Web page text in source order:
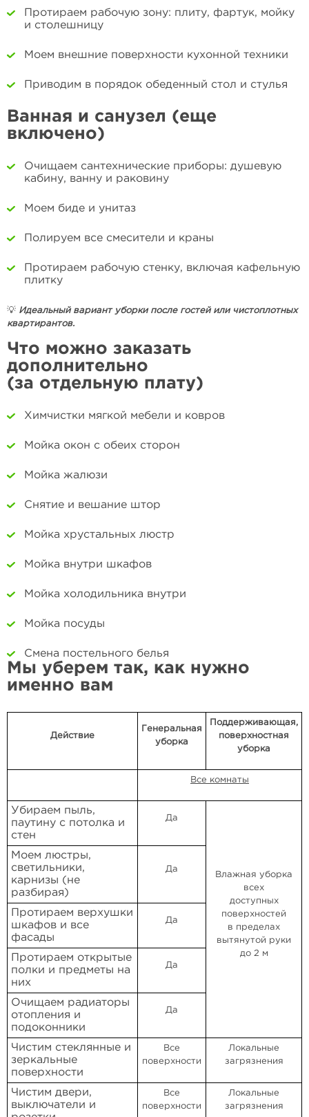
Протираем рабочую зону: плиту, фартук, мойку
и столешницу
Моем внешние поверхности кухонной техники
Приводим в порядок обеденный стол и стулья
Ванная и санузел (еще
включено)
Очищаем сантехнические приборы: душевую
кабину, ванну и раковину
Моем биде и унитаз
Полируем все смесители и краны
Протираем рабочую стенку, включая кафельную
плитку
💡 Идеальный вариант уборки после гостей или чистоплотных
квартирантов.
Что можно заказать
дополнительно
(за отдельную плату)
Химчистки мягкой мебели и ковров
Мойка окон с обеих сторон
Мойка жалюзи
Снятие и вешание штор
Мойка хрустальных люстр
Мойка внутри шкафов
Мойка холодильника внутри
Мойка посуды
Смена постельного белья
Мы уберем так, как нужно
именно вам
Действие
Генеральная
уборка
Поддерживающая,
поверхностная
уборка
Все комнаты
Убираем пыль,
паутину с потолка и
стен
Да
Влажная уборка
всех
доступных
поверхностей
в пределах
вытянутой руки
до 2 м
Моем люстры,
светильники,
карнизы (не
разбирая)
Да
Протираем верхушки
шкафов и все
фасады
Да
Протираем открытые
полки и предметы на
них
Да
Очищаем радиаторы
отопления и
подоконники
Да
Чистим стеклянные и
зеркальные
поверхности
Все
поверхности
Локальные
загрязнения
Чистим двери,
выключатели и
Все
поверхности
Локальные
загрязнения